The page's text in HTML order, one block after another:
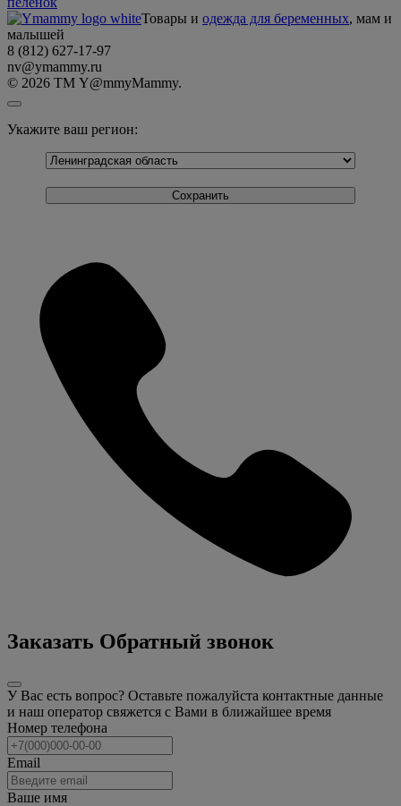
Товары и одежда для беременных, мам и
малышей
8 (812) 627-17-97
nv@ymammy.ru
© 2026 ТМ Y@mmyMammy.
Укажите ваш регион:
Заказать Обратный звонок
У Вас есть вопрос? Оставьте пожалуйста контактные данные
и наш оператор свяжется с Вами в ближайшее время
Номер телефона
Email
Ваше имя